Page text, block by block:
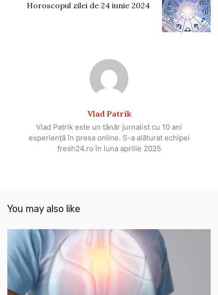
Horoscopul zilei de 24 iunie 2024
Vlad Patrik
Vlad Patrik este un tânăr jurnalist cu 10 ani
experiență în presa online. S-a alăturat echipei
fresh24.ro în luna aprilie 2025
You may also like